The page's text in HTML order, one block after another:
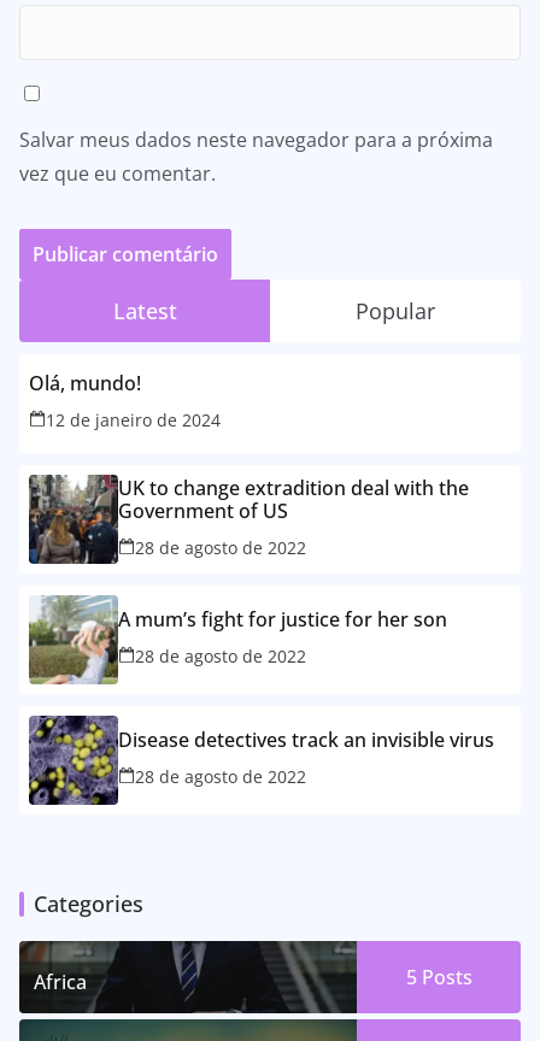
Salvar meus dados neste navegador para a próxima
vez que eu comentar.
Latest Popular
Olá, mundo!
12 de janeiro de 2024
UK to change extradition deal with the
Government of US
28 de agosto de 2022
A mum’s fight for justice for her son
28 de agosto de 2022
Disease detectives track an invisible virus
28 de agosto de 2022
Categories
Africa 5 Posts